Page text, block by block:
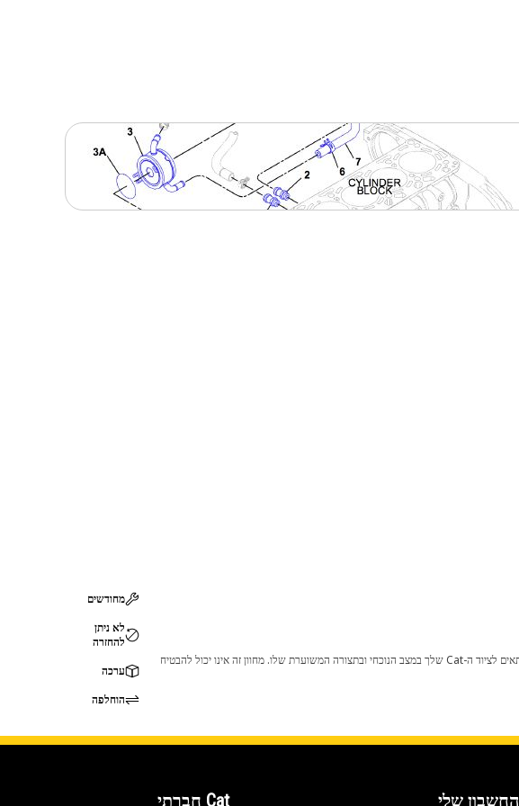
כל שינוי בתצורת היצרן עלול לגרום לכך שהמוצר לא יתאים לציוד ה-Cat שלך. אנא התייעץ עם סוכן ה-Cat שלך לפני הרכישה כדי לוודא שחלק זה מתאים לציוד ה-Cat שלך במצב הנוכחי ובתצורה המשוערת שלו. מחוון זה אינו יכול להבטיח
מחודשים
לא ניתן
להחזרה
ערכה
הוחלפה
החשבון שלי Cat חברתי